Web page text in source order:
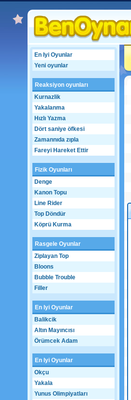
En Iyi Oyunlar
Yeni oyunlar
Reaksiyon oyunları
Kurnazlik
Yakalanma
Hızlı Yazma
Dört saniye öfkesi
Zamannıda zıpla
Fareyi Hareket Ettir
Fizik Oyunları
Denge
Kanon Topu
Line Rider
Top Döndür
Köprü Kurma
Rasgele Oyunlar
Ziplayan Top
Bloons
Bubble Trouble
Filler
En Iyi Oyunlar
Balikcik
Altın Mayıncısı
Örümcek Adam
En Iyi Oyunlar
Okçu
Yakala
Yunus Olimpiyatları